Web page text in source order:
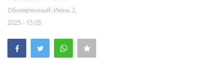
Обновленный: Июнь 2,
2025 - 15:05